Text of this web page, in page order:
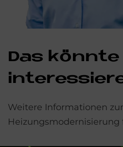
Das könn­te
Weitere Informationen
Heizungsmodernisierung